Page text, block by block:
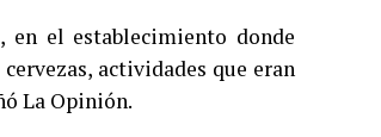
en el establecimiento donde
actividades que eran
La Opinión.